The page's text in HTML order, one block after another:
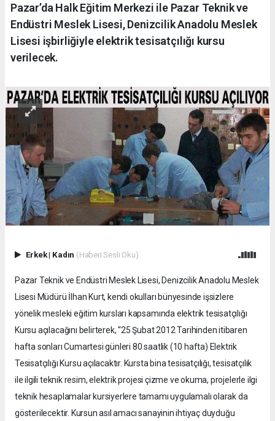
Pazar’da Halk Eğitim Merkezi ile Pazar Teknik ve
Endüstri Meslek Lisesi, Denizcilik Anadolu Meslek
Lisesi işbirliğiyle elektrik tesisatçılığı kursu
verilecek.
Erkek| Kadın (Haberi Sesli Oku)
Pazar Teknik ve Endüstri Meslek Lisesi, Denizcilik Anadolu Meslek
Lisesi Müdürü İlhan Kurt, kendi okulları bünyesinde işsizlere
yönelik mesleki eğitim kursları kapsamında elektrik tesisatçılığı
Kursu açılacağını belirterek, “25 Şubat 2012 Tarihinden itibaren
hafta sonları Cumartesi günleri 80 saatlik (10 hafta) Elektrik
Tesisatçılığı Kursu açılacaktır. Kursta bina tesisatçılığı, tesisatçılık
ile ilgili teknik resim, elektrik projesi çizme ve okuma, projelerle ilgi
teknik hesaplamalar kursiyerlere tamamı uygulamalı olarak da
gösterilecektir. Kursun asıl amacı sanayinin ihtiyaç duyduğu